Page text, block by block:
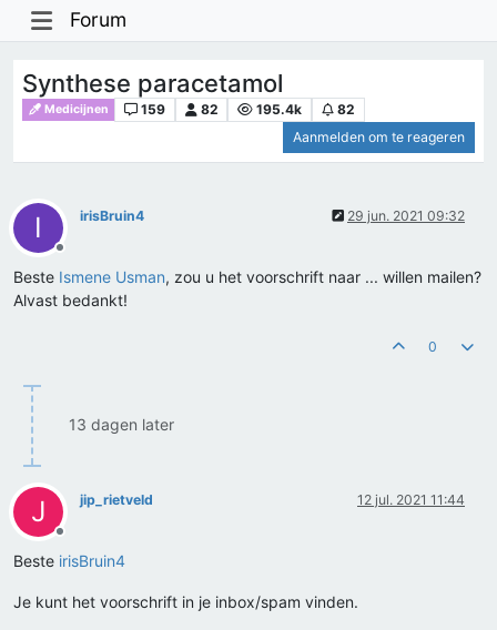
Forum
Synthese paracetamol
Medicijnen 159 82 195.4k
82
Aanmelden om te reageren
I
Offline
irisBruin4 29 jun. 2021 09:32
Beste Ismene Usman, zou u het voorschrift naar ... willen mailen?
Alvast bedankt!
0
13 dagen later
J
Offline
jip_rietveld 12 jul. 2021 11:44
Beste irisBruin4
Je kunt het voorschrift in je inbox/spam vinden.